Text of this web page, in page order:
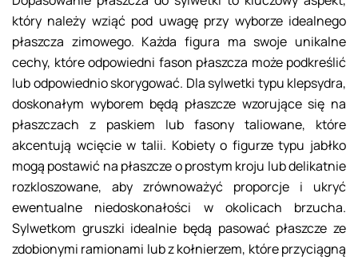
który należy wziąć pod uwagę przy wyborze idealnego
płaszcza zimowego. Każda figura ma swoje unikalne
cechy, które odpowiedni fason płaszcza może podkreślić
lub odpowiednio skorygować. Dla sylwetki typu klepsydra,
doskonałym wyborem będą płaszcze wzorujące się na
płaszczach z paskiem lub fasony taliowane, które
akcentują wcięcie w talii. Kobiety o figurze typu jabłko
mogą postawić na płaszcze o prostym kroju lub delikatnie
rozkloszowane, aby zrównoważyć proporcje i ukryć
ewentualne niedoskonałości w okolicach brzucha.
Sylwetkom gruszki idealnie będą pasować płaszcze ze
zdobionymi ramionami lub z kołnierzem, które przyciągną